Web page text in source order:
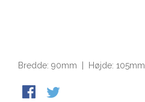
Bredde: 90mm | Højde: 105mm